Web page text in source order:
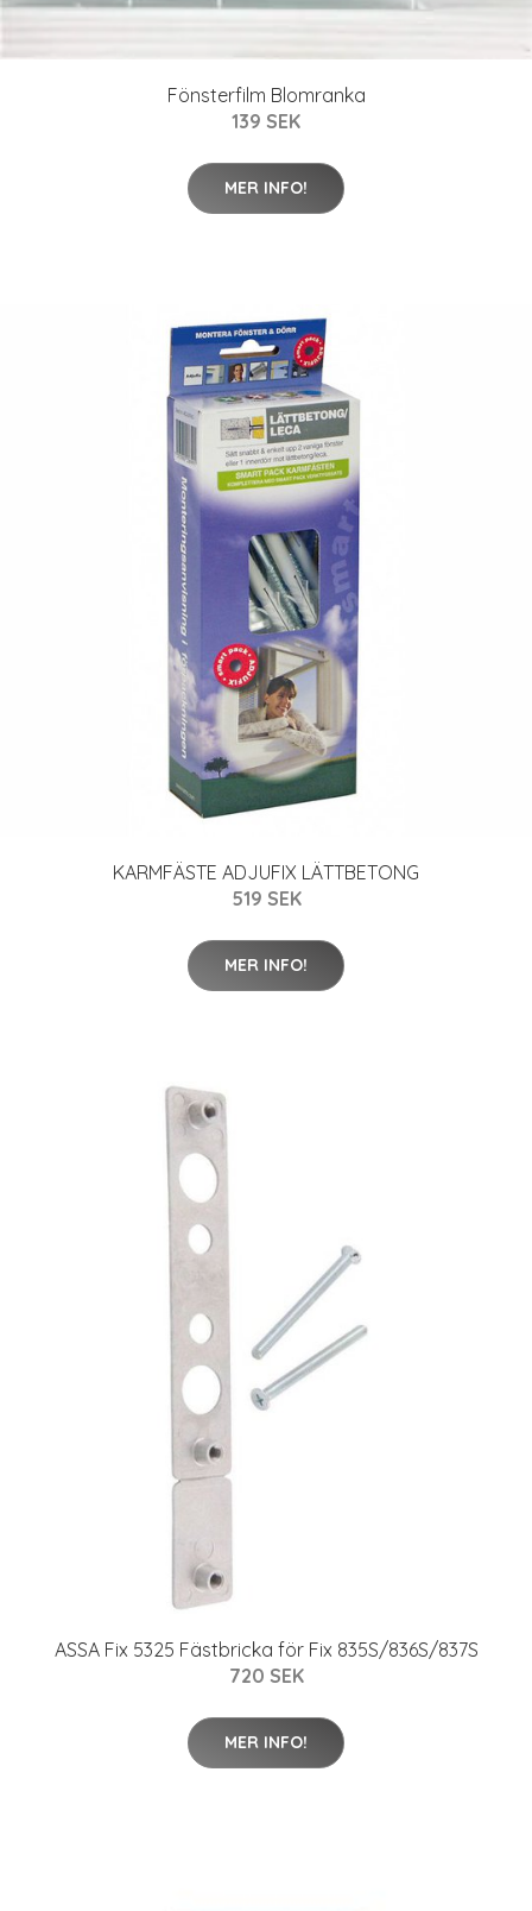
Fönsterfilm Blomranka
139 SEK
MER INFO!
KARMFÄSTE ADJUFIX LÄTTBETONG
519 SEK
MER INFO!
ASSA Fix 5325 Fästbricka för Fix 835S/836S/837S
720 SEK
MER INFO!